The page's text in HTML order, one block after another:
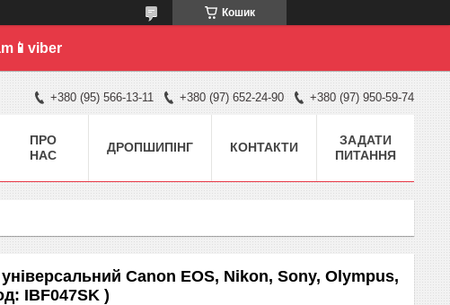
Кошик
+380 (95) 566-13-11 +380 (97) 652-24-90 +380 (97) 950-59-74
ПРО
НАС
ДРОПШИПІНГ КОНТАКТИ
ЗАДАТИ
ПИТАННЯ
Canon EOS, Nikon, Sony, Olympus,
IBF047SK )